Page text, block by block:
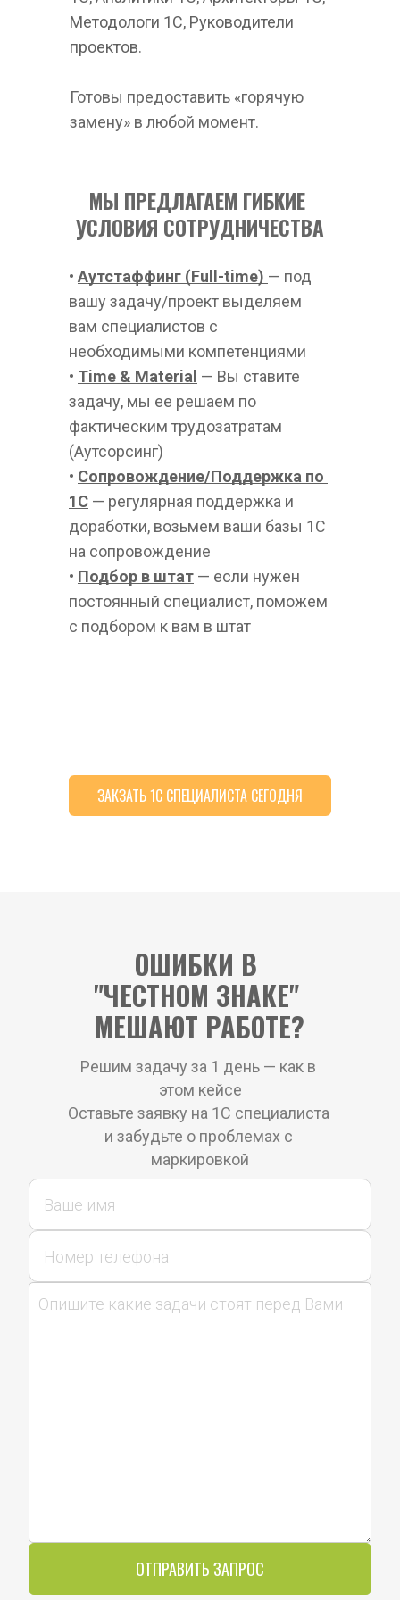
Методологи 1С, Руководители
проектов.
Готовы предоставить «горячую
замену» в любой момент.
МЫ ПРЕДЛАГАЕМ ГИБКИЕ
УСЛОВИЯ СОТРУДНИЧЕСТВА
• Аутстаффинг (Full-time) — под
вашу задачу/проект выделяем
вам специалистов с
необходимыми компетенциями
• Time & Material — Вы ставите
задачу, мы ее решаем по
фактическим трудозатратам
(Аутсорсинг)
• Сопровождение/Поддержка по
1С — регулярная поддержка и
доработки, возьмем ваши базы 1С
на сопровождение
• Подбор в штат — если нужен
постоянный специалист, поможем
с подбором к вам в штат
ЗАКЗАТЬ 1С СПЕЦИАЛИСТА СЕГОДНЯ
ОШИБКИ В
"ЧЕСТНОМ ЗНАКЕ"
МЕШАЮТ РАБОТЕ?
Решим задачу за 1 день — как в
этом кейсе
Оставьте заявку на 1С специалиста
и забудьте о проблемах с
маркировкой
ОТПРАВИТЬ ЗАПРОС